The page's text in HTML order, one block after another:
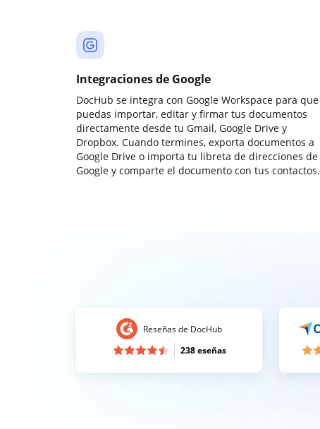
Integraciones de Google
DocHub se integra con Google Workspace para que
puedas importar, editar y firmar tus documentos
directamente desde tu Gmail, Google Drive y
Dropbox. Cuando termines, exporta documentos a
Google Drive o importa tu libreta de direcciones de
Google y comparte el documento con tus contactos.
Reseñas de DocHub
238 eseñas